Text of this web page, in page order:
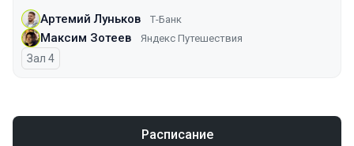
Артемий Луньков Т-Банк
Максим Зотеев Яндекс Путешествия
Зал 4
Расписание